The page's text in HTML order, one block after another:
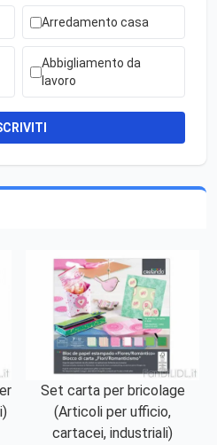
Arredamento casa
Abbigliamento da
lavoro
Set carta per bricolage
(Articoli per ufficio,
cartacei, industriali)